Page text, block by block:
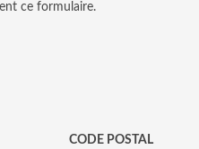
ce formulaire.
CODE POSTAL